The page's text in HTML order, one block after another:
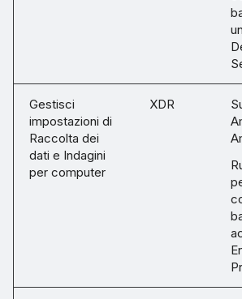
Gestisci
impostazioni di
Raccolta dei
dati e Indagini
per computer
XDR